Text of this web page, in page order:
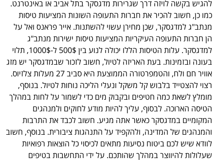
להגיש בקשה לויזה דרך שגרירות מדגסקר בתל אביב או באינטרנט.
כמו כן, חשוב להכיר את חברות התעופה השונות המציעות טיסות
מנתב"ג למדגסקר, שכן מחירן עשוי להשתנות. אייר פראנס ואל על
הן חברות התעופה העיקריות המציעות טיסות ישירות מנתב"ג
למדגסקר. עלות הטיסות הללו יכולה לנוע בין 500$ ל-1000$, תלוי
בעונה ובזמינות. בעת האריזה לטיול, חשוב לזכור שבמדגסקר יש מזג
אוויר חם ולח, והטמפרטורה הממוצעת היא סביב 27 מעלות צלזיוס.
רצוי להצטייד בלבוש קל משקל ונעלי הליכה נוחות לטיול. בנוסף,
מומלץ לשאת כמה חטיפים ובקבוק מים כדי לשמור על לחות במהלך
הטיסה הארוכה. לבסוף, עליך להיות מודע לחוקים ולמנהגים
המקומיים במדגסקר כאשר אתה מגיע. חשוב לכבד את התרבות
והמנהגים של המדינה, ולהקפיד על התנהגות ציבורית. בנוסף, חשוב
לוודא שיש לכם ביטוח נסיעות מתאים לכיסוי כל הוצאות רפואיות
שעלולות להיווצר במהלך שהותכם. על ידי התחשבות בטיפים